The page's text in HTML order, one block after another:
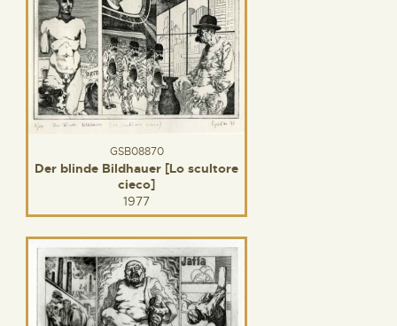
GSB08870
Der blinde Bildhauer [Lo scultore
cieco]
1977